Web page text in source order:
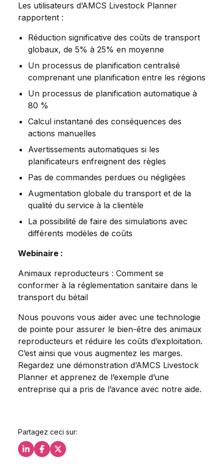
Les utilisateurs d’AMCS Livestock Planner
rapportent :
Réduction significative des coûts de transport
globaux, de 5% à 25% en moyenne
Un processus de planification centralisé
comprenant une planification entre les régions
Un processus de planification automatique à
80 %
Calcul instantané des conséquences des
actions manuelles
Avertissements automatiques si les
planificateurs enfreignent des règles
Pas de commandes perdues ou négligées
Augmentation globale du transport et de la
qualité du service à la clientèle
La possibilité de faire des simulations avec
différents modèles de coûts
Webinaire :
Animaux reproducteurs : Comment se
conformer à la réglementation sanitaire dans le
transport du bétail
Nous pouvons vous aider avec une technologie
de pointe pour assurer le bien-être des animaux
reproducteurs et réduire les coûts d’exploitation.
C’est ainsi que vous augmentez les marges.
Regardez une démonstration d’AMCS Livestock
Planner et apprenez de l’exemple d’une
entreprise qui a pris de l’avance avec notre aide.
Partagez ceci sur:
Partagez ceci sur LinkedIn
Partagez ceci sur Facebook
Partagez ceci sur X